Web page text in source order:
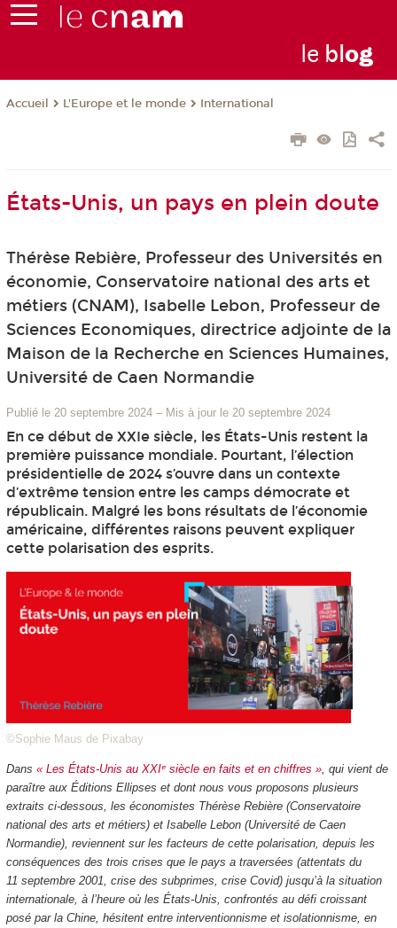
le blog
Accueil L'Europe et le monde International
États-Unis, un pays en plein doute
Thérèse Rebière, Professeur des Universités en
économie, Conservatoire national des arts et
métiers (CNAM), Isabelle Lebon, Professeur de
Sciences Economiques, directrice adjointe de la
Maison de la Recherche en Sciences Humaines,
Université de Caen Normandie
Publié le 20 septembre 2024 – Mis à jour le 20 septembre 2024
En ce début de XXIe siècle, les États-Unis restent la
première puissance mondiale. Pourtant, l’élection
présidentielle de 2024 s’ouvre dans un contexte
d’extrême tension entre les camps démocrate et
républicain. Malgré les bons résultats de l’économie
américaine, différentes raisons peuvent expliquer
cette polarisation des esprits.
©Sophie Maus de Pixabay
Dans « Les États-Unis au XXIᵉ siècle en faits et en chiffres », qui vient de
paraître aux Éditions Ellipses et dont nous vous proposons plusieurs
extraits ci-dessous, les économistes Thérèse Rebière (Conservatoire
national des arts et métiers) et Isabelle Lebon (Université de Caen
Normandie), reviennent sur les facteurs de cette polarisation, depuis les
conséquences des trois crises que le pays a traversées (attentats du
11 septembre 2001, crise des subprimes, crise Covid) jusqu’à la situation
internationale, à l’heure où les États-Unis, confrontés au défi croissant
posé par la Chine, hésitent entre interventionnisme et isolationnisme, en